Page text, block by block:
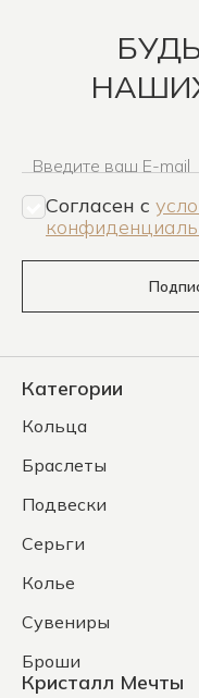
Введите ваш E-mail
Согласен c
Категории
Кольца
Браслеты
Подвески
Серьги
Колье
Сувениры
Броши
Кристалл Мечты